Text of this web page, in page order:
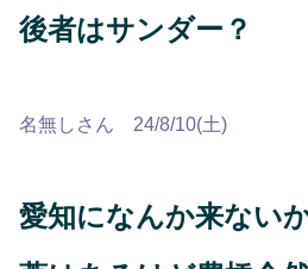
後者はサンダー？
名無しさん 24/8/10(土)
愛知になんか来ない